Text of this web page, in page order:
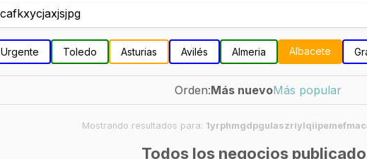
Urgente Toledo Asturias Avilés Almeria Albacete
Orden:Más nuevoMás popular
Mostrando resultados para:
Todos los negocios